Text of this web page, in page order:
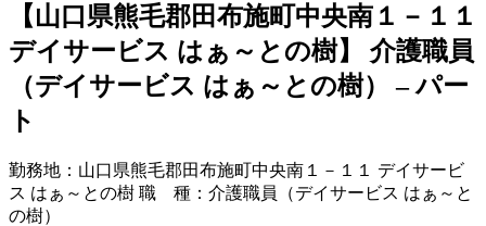
【山口県熊毛郡田布施町中央南１－１１
デイサービス はぁ～との樹】 介護職員
（デイサービス はぁ～との樹） – パー
ト
勤務地： 山口県熊毛郡田布施町中央南１－１１ デイサービ
ス はぁ～との樹 職 種： 介護職員（デイサービス はぁ～と
の樹）